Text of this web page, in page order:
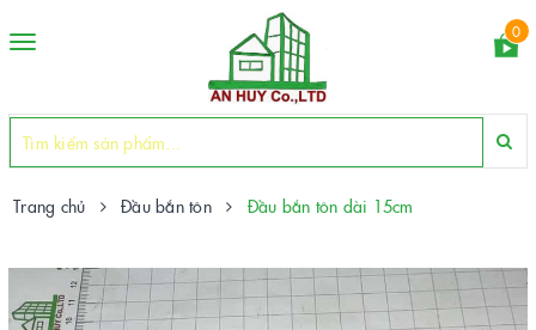
Toggle
0
Trang chủ Đầu bắn tôn Đầu bắn tôn dài 15cm